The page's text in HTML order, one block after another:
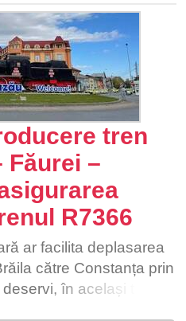
tren
Făurei –
R7366
ar facilita deplasarea
către Constanța prin
în același timp,